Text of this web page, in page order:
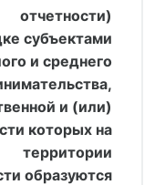
отчетности)
субъектами
и среднего
и (или)
которых на
территории
образуются